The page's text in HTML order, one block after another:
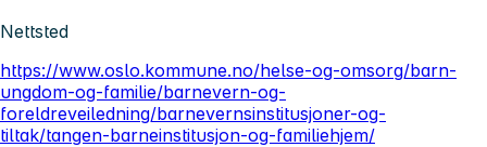
Nettsted
https://www.oslo.kommune.no/helse-og-omsorg/barn-
ungdom-og-familie/barnevern-og-
foreldreveiledning/barnevernsinstitusjoner-og-
tiltak/tangen-barneinstitusjon-og-familiehjem/